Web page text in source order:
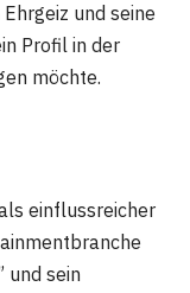
und seine
Profil in der
möchte.
einflussreicher
und sein